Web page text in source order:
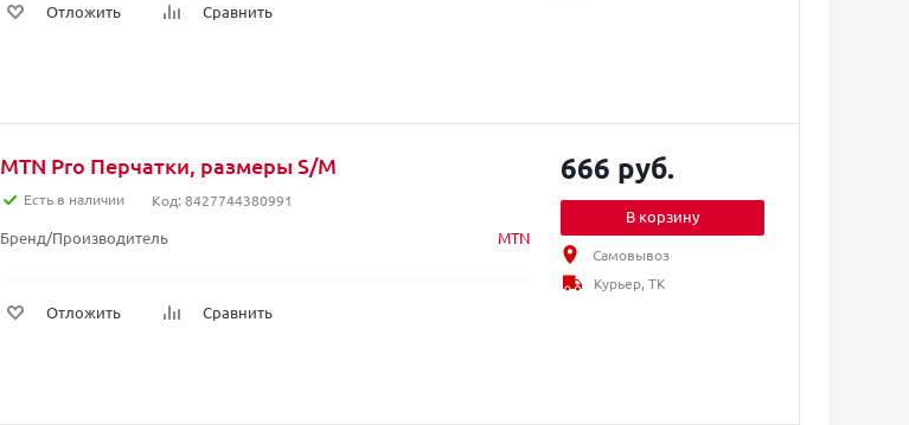
Отложить Сравнить
MTN Pro Перчатки, размеры S/M
Есть в наличии Код: 8427744380991
Бренд/Производитель MTN
Отложить Сравнить
666 руб.
В корзину
Самовывоз
Курьер, ТК